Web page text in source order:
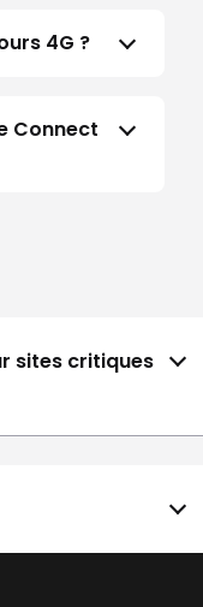
4G ?
Connect
sites critiques